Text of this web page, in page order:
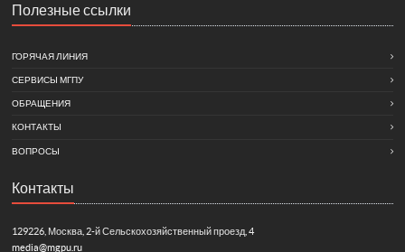
Полезные ссылки
ГОРЯЧАЯ ЛИНИЯ
СЕРВИСЫ МГПУ
ОБРАЩЕНИЯ
КОНТАКТЫ
ВОПРОСЫ
Контакты
129226, Москва, 2-й Сельскохозяйственный проезд, 4
media@mgpu.ru